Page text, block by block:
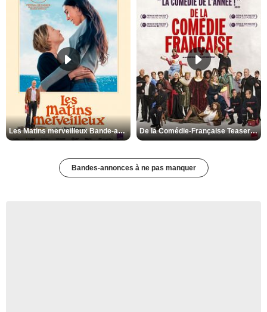
Les Matins merveilleux Bande-annonce VF De la Comédie-Française Teaser VF
Bandes-annonces à ne pas manquer